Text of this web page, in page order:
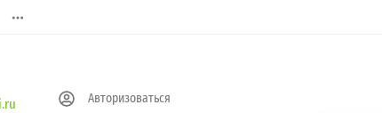
Авторизоваться